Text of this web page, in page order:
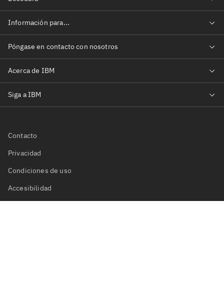
Contacto
Privacidad
Condiciones de uso
Accesibilidad